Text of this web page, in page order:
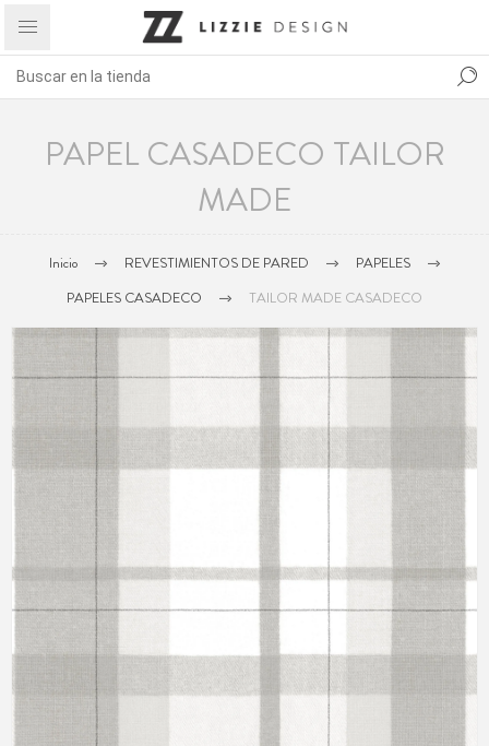
PAPEL CASADECO TAILOR
MADE
Inicio REVESTIMIENTOS DE PARED
PAPELES
PAPELES CASADECO
TAILOR MADE CASADECO